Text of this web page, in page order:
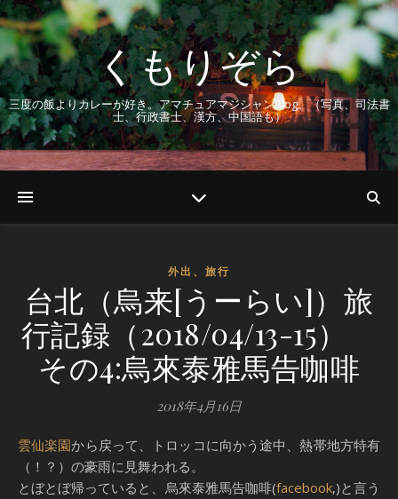
くもりぞら
三度の飯よりカレーが好き。アマチュアマジシャンBlog。（写真、司法書
士、行政書士、漢方、中国語も）
外出、旅行
台北（烏来[うーらい]）旅
行記録（2018/04/13-15）
その4:烏來泰雅馬告咖啡
2018年4月16日
雲仙楽園から戻って、トロッコに向かう途中、熱帯地方特有
（！？）の豪雨に見舞われる。
とぼとぼ帰っていると、烏來泰雅馬告咖啡(facebook,)と言う